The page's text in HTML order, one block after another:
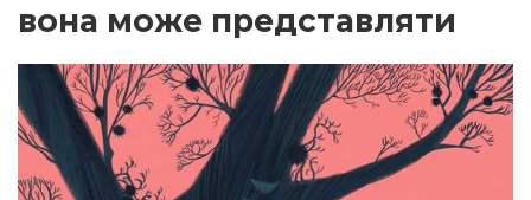
вона може представляти